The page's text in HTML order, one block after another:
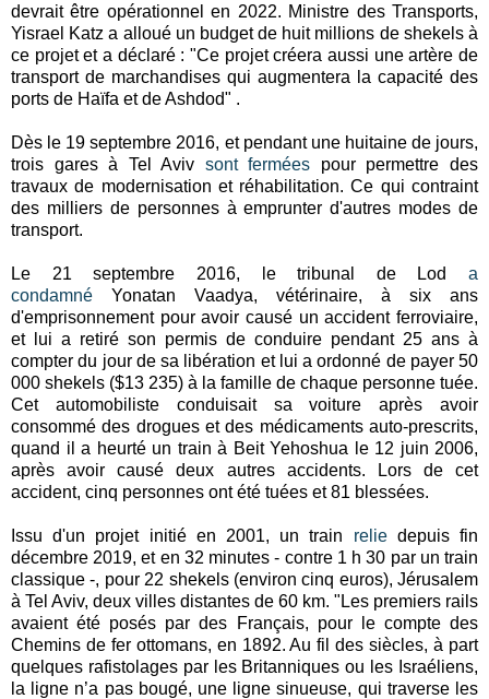
devrait être opérationnel en 2022. Ministre des Transports,
Yisrael Katz a alloué un budget de huit millions de shekels à
ce projet et a déclaré : "Ce projet créera aussi une artère de
transport de marchandises qui augmentera la capacité des
ports de Haïfa et de Ashdod" .
Dès le 19 septembre 2016, et pendant une huitaine de jours,
trois gares à Tel Aviv sont fermées pour permettre des
travaux de modernisation et réhabilitation. Ce qui contraint
des milliers de personnes à emprunter d'autres modes de
transport.
Le 21 septembre 2016, le tribunal de Lod a
condamné Yonatan Vaadya, vétérinaire, à six ans
d'emprisonnement pour avoir causé un accident ferroviaire,
et lui a retiré son permis de conduire pendant 25 ans à
compter du jour de sa libération et lui a ordonné de payer 50
000 shekels ($13 235) à la famille de chaque personne tuée.
Cet automobiliste conduisait sa voiture après avoir
consommé des drogues et des médicaments auto-prescrits,
quand il a heurté un train à Beit Yehoshua le 12 juin 2006,
après avoir causé deux autres accidents. Lors de cet
accident, cinq personnes ont été tuées et 81 blessées.
Issu d'un projet initié en 2001, un train reliedepuis fin
décembre 2019, et en 32 minutes - contre 1 h 30 par un train
classique -, pour 22 shekels (environ cinq euros), Jérusalem
à Tel Aviv, deux villes distantes de 60 km. "Les premiers rails
avaient été posés par des Français, pour le compte des
Chemins de fer ottomans, en 1892. Au fil des siècles, à part
quelques rafistolages par les Britanniques ou les Israéliens,
la ligne n’a pas bougé, une ligne sinueuse, qui traverse les